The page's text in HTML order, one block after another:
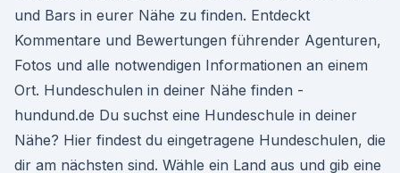
und Bars in eurer Nähe zu finden. Entdeckt
Kommentare und Bewertungen führender Agenturen,
Fotos und alle notwendigen Informationen an einem
Ort. Hundeschulen in deiner Nähe finden -
hundund.de Du suchst eine Hundeschule in deiner
Nähe? Hier findest du eingetragene Hundeschulen, die
dir am nächsten sind. Wähle ein Land aus und gib eine